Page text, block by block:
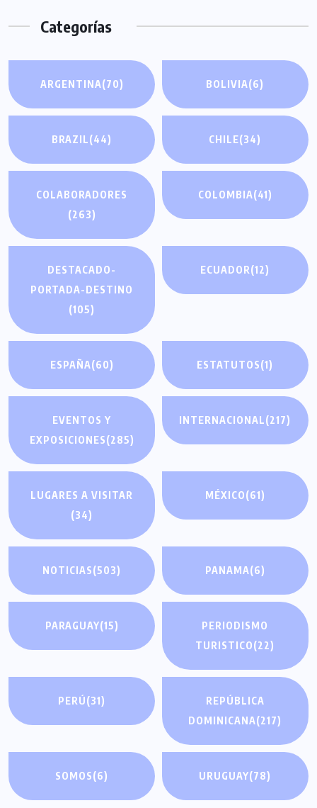
Categorías
ARGENTINA(70) BOLIVIA(6)
BRAZIL(44) CHILE(34)
COLABORADORES
(263)
COLOMBIA(41)
DESTACADO-
PORTADA-DESTINO
(105)
ECUADOR(12)
ESPAÑA(60) ESTATUTOS(1)
EVENTOS Y
EXPOSICIONES(285)
INTERNACIONAL(217)
LUGARES A VISITAR
(34)
MÉXICO(61)
NOTICIAS(503) PANAMA(6)
PARAGUAY(15)
PERIODISMO
TURISTICO(22)
PERÚ(31)
REPÚBLICA
DOMINICANA(217)
SOMOS(6) URUGUAY(78)